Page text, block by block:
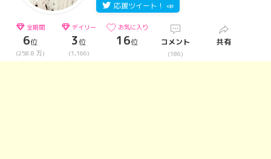
応援ツイート！ 📣
全期間
6位
(258.8 万)
デイリー
3位
(1,166)
お気に入り
16位 コメント
(186)
共有